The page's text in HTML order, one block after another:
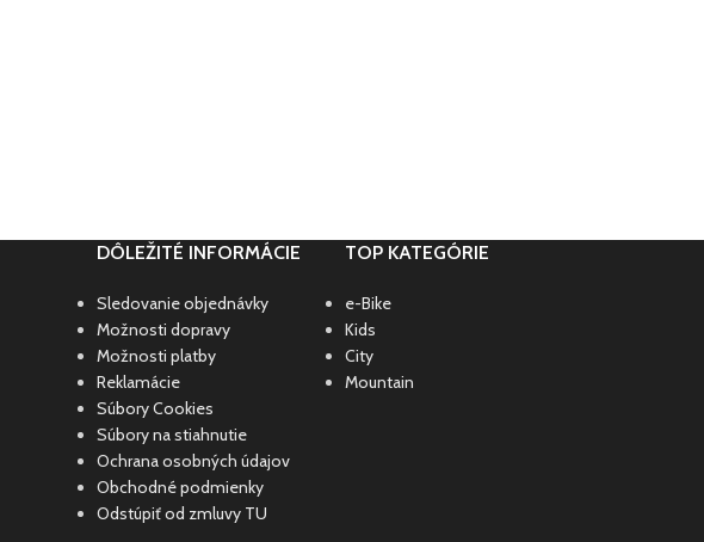
DÔLEŽITÉ INFORMÁCIE
Sledovanie objednávky
Možnosti dopravy
Možnosti platby
Reklamácie
Súbory Cookies
Súbory na stiahnutie
Ochrana osobných údajov
Obchodné podmienky
Odstúpiť od zmluvy TU
TOP KATEGÓRIE
e-Bike
Kids
City
Mountain